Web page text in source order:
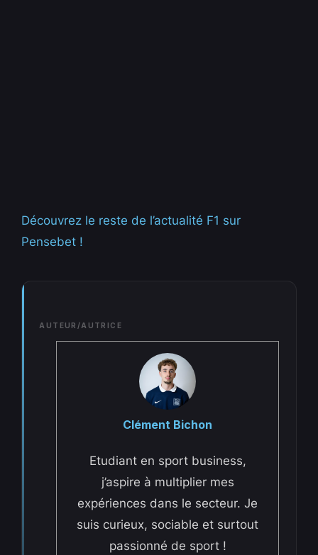
Découvrez le reste de l’actualité F1 sur
Pensebet !
AUTEUR/AUTRICE
Clément Bichon
Etudiant en sport business,
j’aspire à multiplier mes
expériences dans le secteur. Je
suis curieux, sociable et surtout
passionné de sport !